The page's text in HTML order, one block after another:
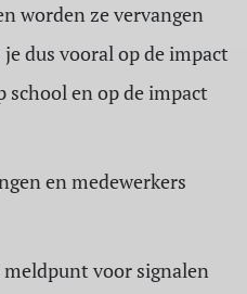
worden ze vervangen
dus vooral op de impact
school en op de impact
en medewerkers
voor signalen